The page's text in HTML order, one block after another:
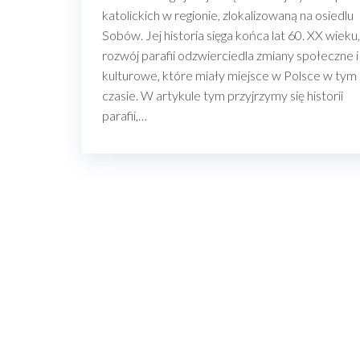
katolickich w regionie, zlokalizowaną na osiedlu
Sobów. Jej historia sięga końca lat 60. XX
rozwój parafii odzwierciedla zmiany społeczne i
kulturowe, które miały miejsce w Polsce w tym
czasie. W artykule tym przyjrzymy się historii
parafii,…